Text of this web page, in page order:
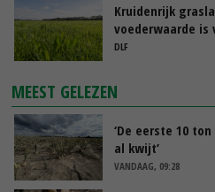
Kruidenrijk
voederwaarde is
raaigras’
DLF
MEEST GELEZEN
‘De eerste 10
al kwijt’
VANDAAG, 09:28